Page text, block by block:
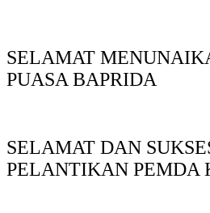
SELAMAT
PUASA BAPRIDA
SELAMAT DAN
PELANTIKAN PEMDA